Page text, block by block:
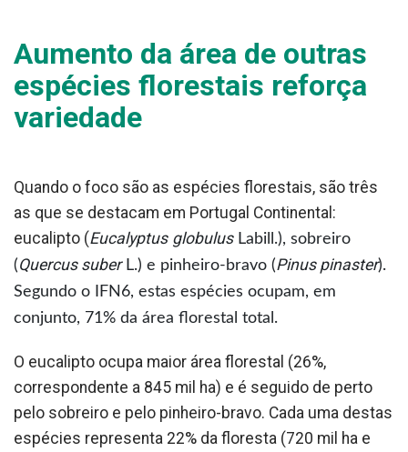
Aumento da área de outras
espécies florestais reforça
variedade
Quando o foco são as espécies florestais, são três
as que se destacam em Portugal Continental:
eucalipto (Eucalyptus globulus Labill.), sobreiro
(Quercus suber L.) e pinheiro-bravo (Pinus pinaster).
Segundo o IFN6, estas espécies ocupam, em
conjunto, 71% da área florestal total.
O eucalipto ocupa maior área florestal (26%,
correspondente a 845 mil ha) e é seguido de perto
pelo sobreiro e pelo pinheiro-bravo. Cada uma destas
espécies representa 22% da floresta (720 mil ha e